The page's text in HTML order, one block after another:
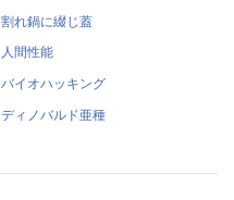
割れ鍋に綴じ蓋
人間性能
バイオハッキング
ディノバルド亜種